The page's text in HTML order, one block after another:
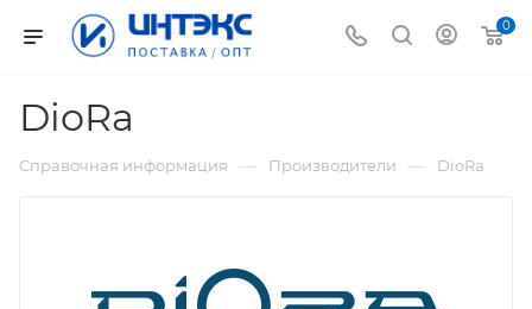
0
DioRa
Справочная информация — Производители — DioRa